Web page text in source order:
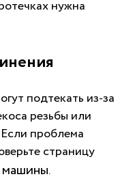
нужна
подтекать из-за
резьбы или
проблема
страницу
.